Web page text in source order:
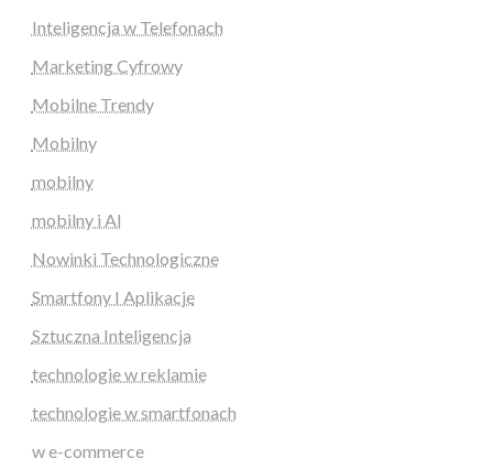
Inteligencja w Telefonach
Marketing Cyfrowy
Mobilne Trendy
Mobilny
mobilny
mobilny i AI
Nowinki Technologiczne
Smartfony I Aplikacje
Sztuczna Inteligencja
technologie w reklamie
technologie w smartfonach
w e-commerce